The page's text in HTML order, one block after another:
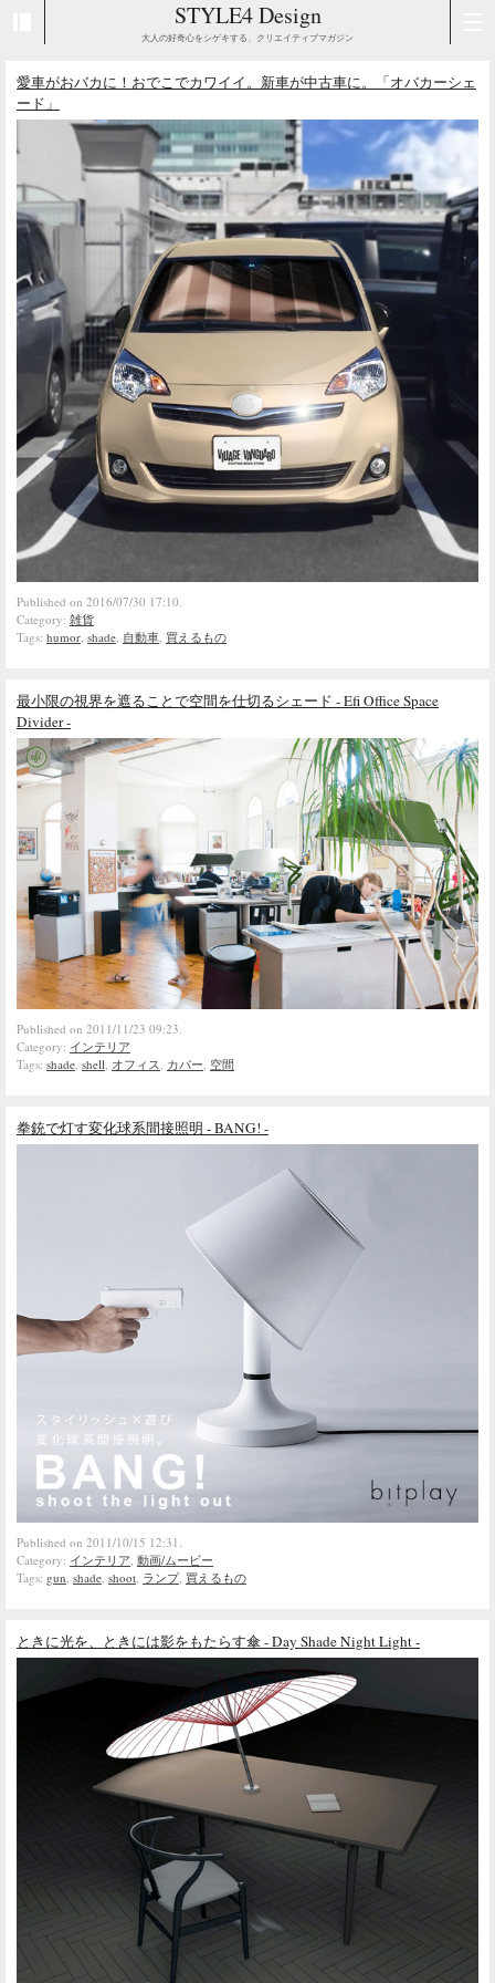
STYLE4 Design
大人の好奇心をシゲキする、クリエイティブマガジン
愛車がおバカに！おでこでカワイイ。新車が中古車に。「オバカーシェ
ード」
Published on 2016/07/30 17:10.
Category: 雑貨
Tags: humor, shade, 自動車, 買えるもの
最小限の視界を遮ることで空間を仕切るシェード - Efi Office Space
Divider -
Published on 2011/11/23 09:23.
Category: インテリア
Tags: shade shell オフィス カバー 空間
拳銃で灯す変化球系間接照明 - BANG! -
Published on 2011/10/15 12:31.
Category: インテリア, 動画/ムービー
Tags: gun, shade, shoot, ランプ, 買えるもの
ときに光を、ときには影をもたらす傘 - Day Shade Night Light -